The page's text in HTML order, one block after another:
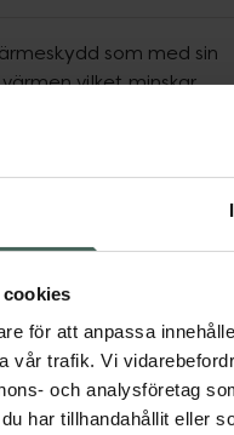
för att anpassa
vår trafik. Vi
och analysföretag
har tillhandahållit eller
som med sin
vilket minskar
snabbt och lämnar
kan skapa din drömlook
StylingVärmeskydd
Visa